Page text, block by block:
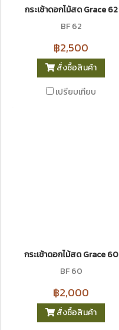
กระเช้าดอกไม้สด Grace 62
BF 62
฿2,500
สั่งซื้อสินค้า
เปรียบเทียบ
กระเช้าดอกไม้สด Grace 60
BF 60
฿2,000
สั่งซื้อสินค้า